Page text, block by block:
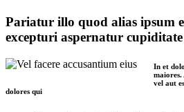
Pariatur illo quod alias ipsum
excepturi aspernatur
In et
maiores.
vel aut
dolores qui